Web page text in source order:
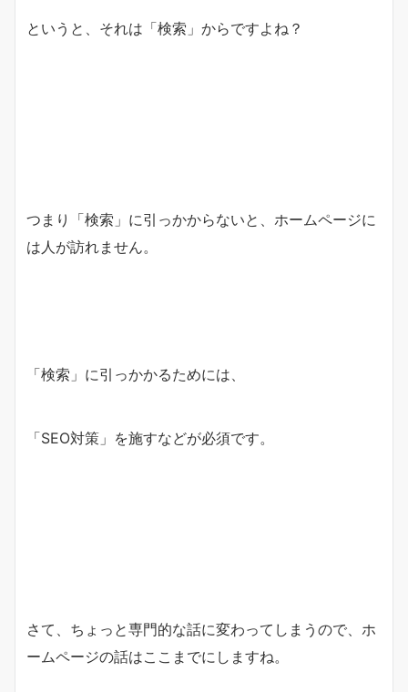
というと、それは「検索」からですよね？
つまり「検索」に引っかからないと、ホームページに
は人が訪れません。
「検索」に引っかかるためには、
「SEO対策」を施すなどが必須です。
さて、ちょっと専門的な話に変わってしまうので、ホ
ームページの話はここまでにしますね。